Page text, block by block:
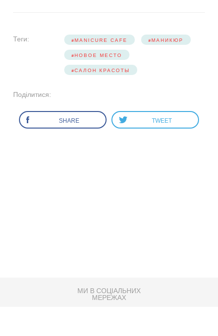
Теги: MANICURE CAFE МАНИКЮР
НОВОЕ МЕСТО
САЛОН КРАСОТЫ
Поділитися:
SHARE TWEET
МИ В СОЦІАЛЬНИХ
МЕРЕЖАХ